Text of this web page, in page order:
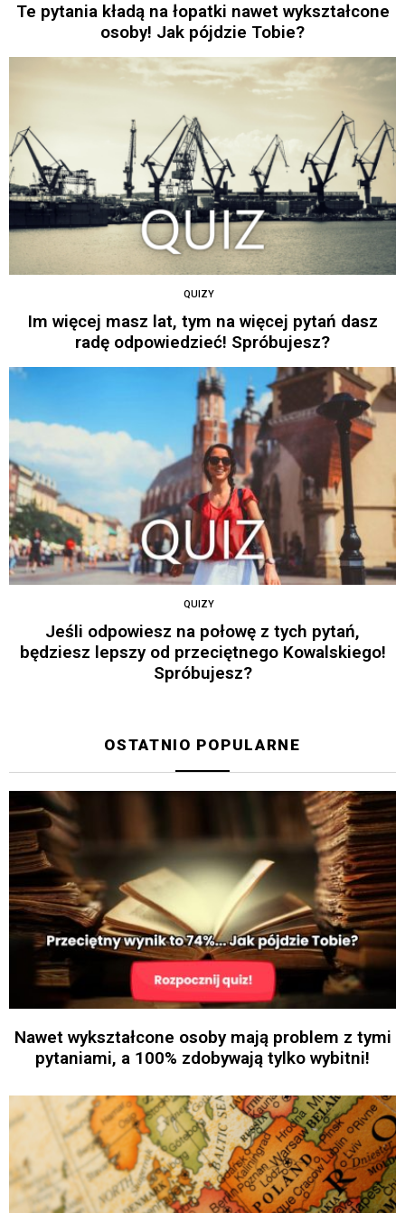
Te pytania kładą na łopatki nawet wykształcone
osoby! Jak pójdzie Tobie?
QUIZY
Im więcej masz lat, tym na więcej pytań dasz
radę odpowiedzieć! Spróbujesz?
QUIZY
Jeśli odpowiesz na połowę z tych pytań,
będziesz lepszy od przeciętnego Kowalskiego!
Spróbujesz?
OSTATNIO POPULARNE
Nawet wykształcone osoby mają problem z tymi
pytaniami, a 100% zdobywają tylko wybitni!